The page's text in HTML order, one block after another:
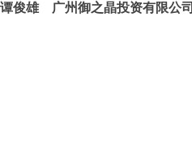
谭俊雄 广州御之晶投资有限公司